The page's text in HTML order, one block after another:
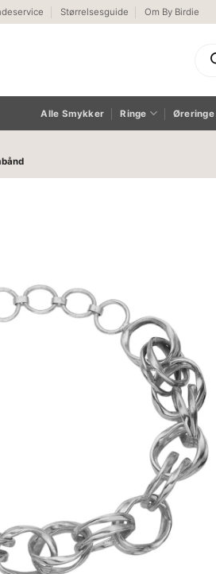
Størrelsesguide Om By Birdie
Alle Smykker Ringe Øreringe